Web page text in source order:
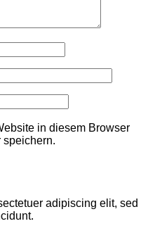
in diesem Browser
speichern.
adipiscing elit, sed